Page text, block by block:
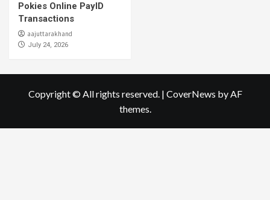
Pokies Online PayID
Transactions
aajuttarakhand
July 24, 2026
Copyright © All rights reserved. | CoverNews by AF
themes.